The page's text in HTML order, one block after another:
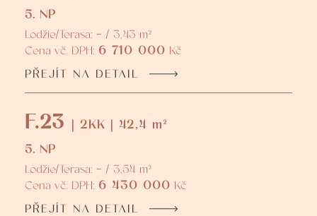
5. NP
Lodžie/Terasa: - / 3,43 m²
Cena vč. DPH: 6 710 000 Kč
PŘEJÍT NA DETAIL
F.23 | 2KK | 42,4 m²
5. NP
Lodžie/Terasa: - / 3,54 m²
Cena vč. DPH: 6 430 000 Kč
PŘEJÍT NA DETAIL